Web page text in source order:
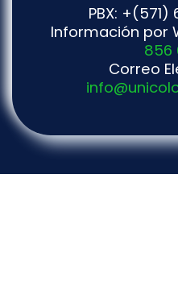
PBX: +(571)
Información por
856
Correo